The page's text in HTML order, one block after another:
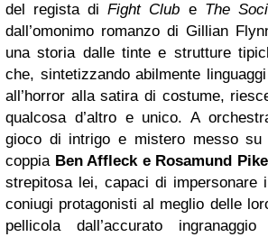
del regista diFight Club e The
dall’omonimo romanzo di Gillian
una storia dalle tinte e strutture
che, sintetizzando abilmente
all’horror alla satira di costume,
qualcosa d’altro e unico. A
gioco di intrigo e mistero messo su
coppia Ben Affleck e Rosamund Pike
strepitosa lei, capaci di impersonare
coniugi protagonisti al meglio delle
pellicola dall’accurato